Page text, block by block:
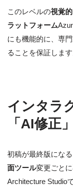
このレベルの視覚
ラットフォーム
にも機能的に、専
ることを保証します
インタラ
「AI修正
初稿が最終版にな
面ツール変更ごと
Architecture Studio